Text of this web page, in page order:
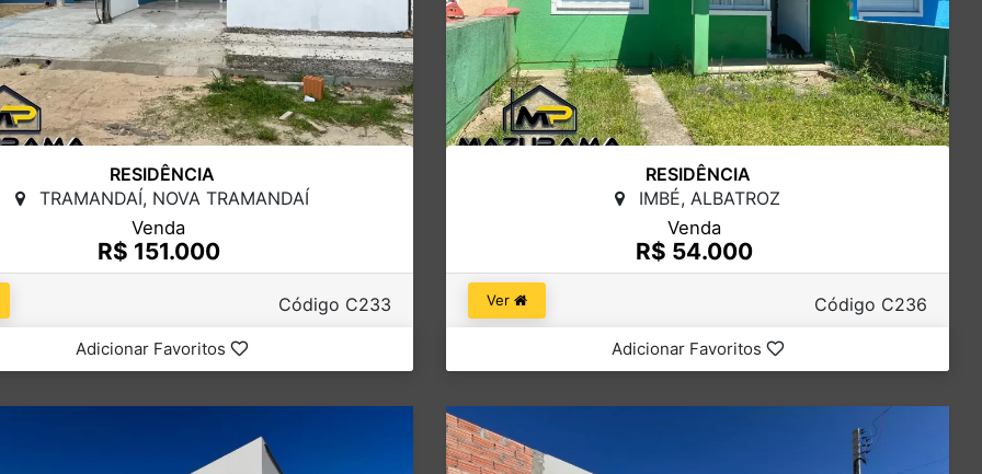
RESIDÊNCIA
TRAMANDAÍ, NOVA TRAMANDAÍ
Venda
R$ 151.000
Código C233
Adicionar Favoritos
RESIDÊNCIA
IMBÉ, ALBATROZ
Venda
R$ 54.000
Ver Código C236
Adicionar Favoritos